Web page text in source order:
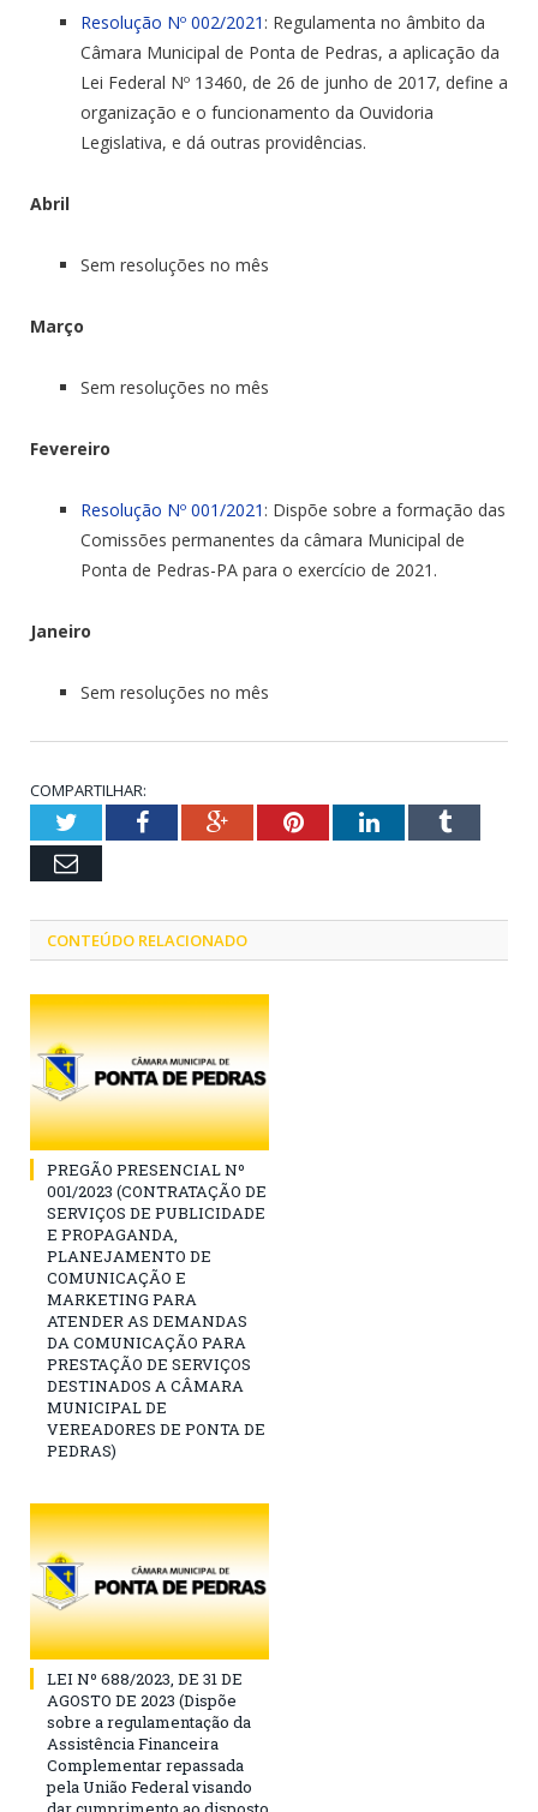
Resolução Nº 002/2021 : Regulamenta no âmbito da
Câmara Municipal de Ponta de Pedras, a aplicação da
Lei Federal Nº 13460, de 26 de junho de 2017, define a
organização e o funcionamento da Ouvidoria
Legislativa, e dá outras providências.
Abril
Sem resoluções no mês
Março
Sem resoluções no mês
Fevereiro
Resolução Nº 001/2021 : Dispõe sobre a formação das
Comissões permanentes da câmara Municipal de
Ponta de Pedras-PA para o exercício de 2021.
Janeiro
Sem resoluções no mês
COMPARTILHAR:
TwitterFacebookGoogle+PinterestLinkedInTumblr
Email
CONTEÚDO RELACIONADO
PREGÃO PRESENCIAL Nº
001/2023 (CONTRATAÇÃO DE
SERVIÇOS DE PUBLICIDADE
E PROPAGANDA,
PLANEJAMENTO DE
COMUNICAÇÃO E
MARKETING PARA
ATENDER AS DEMANDAS
DA COMUNICAÇÃO PARA
PRESTAÇÃO DE SERVIÇOS
DESTINADOS A CÂMARA
MUNICIPAL DE
VEREADORES DE PONTA DE
PEDRAS)
LEI Nº 688/2023, DE 31 DE
AGOSTO DE 2023 (Dispõe
sobre a regulamentação da
Assistência Financeira
Complementar repassada
pela União Federal visando